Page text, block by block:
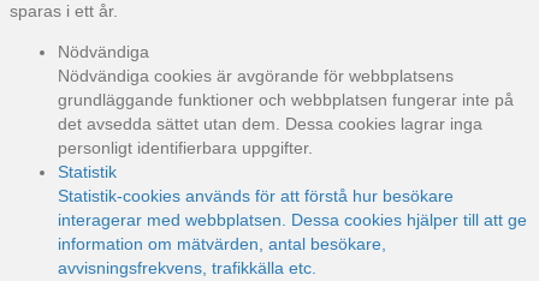
sparas i ett år.
Nödvändiga
Nödvändiga cookies är avgörande för webbplatsens
grundläggande funktioner och webbplatsen fungerar inte på
det avsedda sättet utan dem. Dessa cookies lagrar inga
personligt identifierbara uppgifter.
Statistik
Statistik-cookies används för att förstå hur besökare
interagerar med webbplatsen. Dessa cookies hjälper till att ge
information om mätvärden, antal besökare,
avvisningsfrekvens, trafikkälla etc.